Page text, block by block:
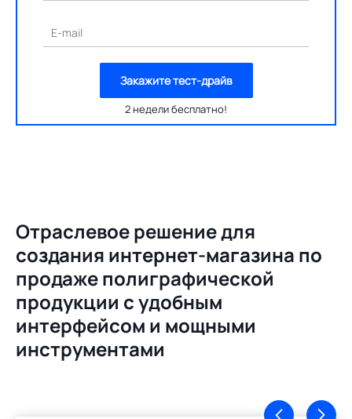
E-mail
Закажите тест-драйв
2 недели бесплатно!
Отраслевое решение для
создания интернет-магазина по
продаже полиграфической
продукции с удобным
интерфейсом и мощными
инструментами